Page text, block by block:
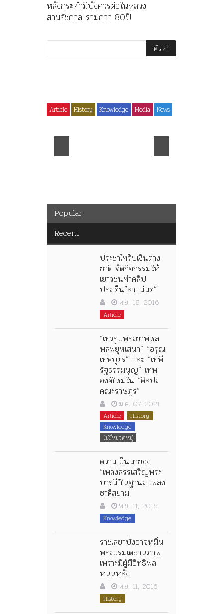
หลังกระทำมิบังควรต่อในหลวง
สามรัชกาล ร่วมกว่า 80ปี
Article History Knowledge Media News
ต่อในหลวงสามรัชกาล ร่วม
Popular
Recent
ประชาไทรับเงินต่าง
ชาติ จัดกิจกรรมให้
เยาวชนทำคลิป
ประเด็น”ล่าแม่มด”
พ.ย. 18, 2016
Article
“เทวรูปพระยาพหล
พลพยุหเสนา” “อรุณ
เทพบุตร” และ “เทพี
รัฐธรรมนูญ” เทพ
องค์ใหม่ใน “ศิลปะ
คณะราษฎร”
ม.ค. 07, 2021
Article
History
Knowledge
ไม่มีหมวดหมู่
ความเป็นมาของ
“เพลงสรรเสริญพระ
บารมี”ในฐานะ เพลง
ชาติสยาม
พ.ย. 11, 2016
Knowledge
ราชเลขาบังอาจหมิ่น
พระบรมเดชานุภาพ
เพราะมีผู้มีอิทธิพล
หนุนหลัง
พ.ย. 11, 2016
History